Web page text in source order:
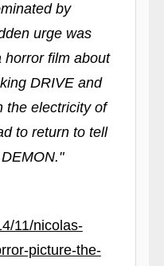
by
urge was
horror film about
DRIVE and
the electricity of
to return to tell
11/nicolas-
picture-the-